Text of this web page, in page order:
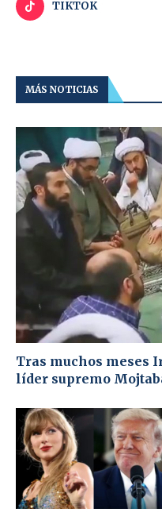
TIKTOK
MÁS NOTICIAS
Tras muchos meses
líder supremo